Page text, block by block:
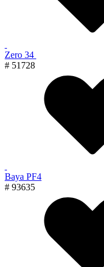
Zero 34
# 51728
Baya PF4
# 93635